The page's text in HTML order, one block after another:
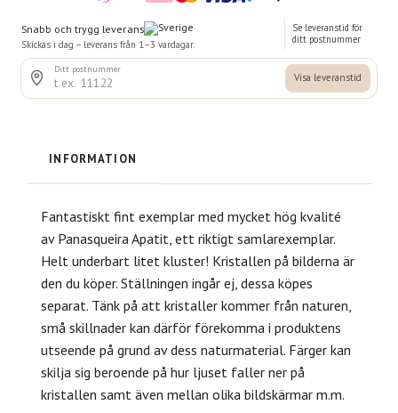
INFORMATION
Fantastiskt fint exemplar med mycket hög kvalité
av Panasqueira Apatit, ett riktigt samlarexemplar.
Helt underbart litet kluster! Kristallen på bilderna är
den du köper. Ställningen ingår ej, dessa köpes
separat. Tänk på att kristaller kommer från naturen,
små skillnader kan därför förekomma i produktens
utseende på grund av dess naturmaterial. Färger kan
skilja sig beroende på hur ljuset faller ner på
kristallen samt även mellan olika bildskärmar m.m.